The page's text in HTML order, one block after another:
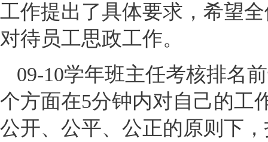
工作提出了具体要求，希望
对待员工思政工作。
09-10学年班主任考核排名
个方面在5分钟内对自己的工
公开、公平、公正的原则下